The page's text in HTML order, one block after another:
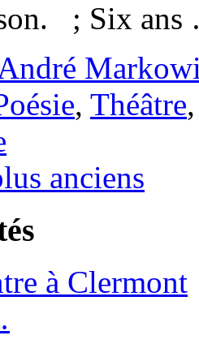
; Six
, Théâtre
anciens
à Clermont